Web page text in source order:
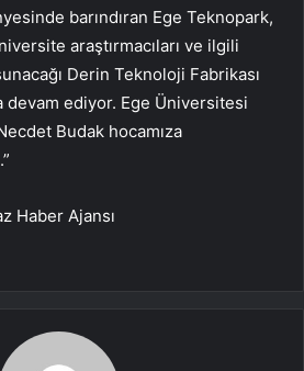
barındıran Ege Teknopark,
araştırmacıları ve ilgili
Derin Teknoloji Fabrikası
devam ediyor. Ege Üniversitesi
Budak hocamıza
Haber Ajansı